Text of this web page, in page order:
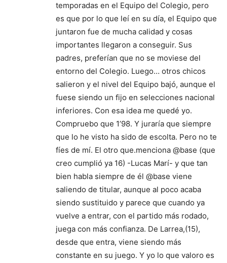
temporadas en el Equipo del Colegio, pero
es que por lo que leí en su día, el Equipo que
juntaron fue de mucha calidad y cosas
importantes llegaron a conseguir. Sus
padres, preferían que no se moviese del
entorno del Colegio. Luego… otros chicos
salieron y el nivel del Equipo bajó, aunque el
fuese siendo un fijo en selecciones nacional
inferiores. Con esa idea me quedé yo.
Compruebo que 1’98. Y juraría que siempre
que lo he visto ha sido de escolta. Pero no te
fíes de mí. El otro que.menciona @base (que
creo cumplió ya 16) -Lucas Marí- y que tan
bien habla siempre de él @base viene
saliendo de titular, aunque al poco acaba
siendo sustituido y parece que cuando ya
vuelve a entrar, con el partido más rodado,
juega con más confianza. De Larrea,(15),
desde que entra, viene siendo más
constante en su juego. Y yo lo que valoro es